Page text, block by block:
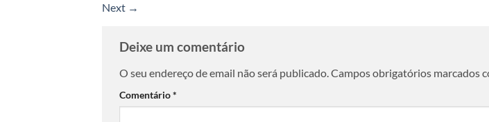
Next →
Deixe um comentário
O seu endereço de email não será publicado. Campos obrigatórios marcados
Comentário*